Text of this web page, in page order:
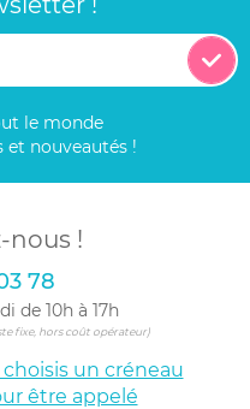
le monde
et nouveautés !
nous !
78
de 10h à 17h
fixe, hors coût opérateur)
choisis un créneau
être appelé